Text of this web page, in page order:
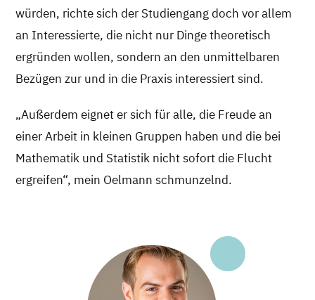
würden, richte sich der Studiengang doch vor allem
an Interessierte, die nicht nur Dinge theoretisch
ergründen wollen, sondern an den unmittelbaren
Bezügen zur und in die Praxis interessiert sind.
„Außerdem eignet er sich für alle, die Freude an
einer Arbeit in kleinen Gruppen haben und die bei
Mathematik und Statistik nicht sofort die Flucht
ergreifen“, mein Oelmann schmunzelnd.